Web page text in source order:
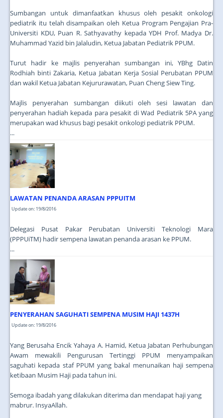
Sumbangan untuk dimanfaatkan khusus oleh pesakit onkologi
pediatrik itu telah disampaikan oleh Ketua Program Pengajian Pra-
Universiti KDU, Puan R. Sathyavathy kepada YDH Prof. Madya Dr.
Muhammad Yazid bin Jalaludin, Ketua Jabatan Pediatrik PPUM.
Turut hadir ke majlis penyerahan sumbangan ini, YBhg Datin
Rodhiah binti Zakaria, Ketua Jabatan Kerja Sosial Perubatan PPUM
dan wakil Ketua Jabatan Kejururawatan, Puan Cheng Siew Ting.
Majlis penyerahan sumbangan diikuti oleh sesi lawatan dan
penyerahan hadiah kepada para pesakit di Wad Pediatrik 5PA yang
merupakan wad khusus bagi pesakit onkologi pediatrik PPUM.
...
LAWATAN PENANDA ARASAN PPPUITM
Update on: 19/8/2016
Delegasi Pusat Pakar Perubatan Universiti Teknologi Mara
(PPPUiTM) hadir sempena lawatan penanda arasan ke PPUM.
...
PENYERAHAN SAGUHATI SEMPENA MUSIM HAJI 1437H
Update on: 19/8/2016
Yang Berusaha Encik Yahaya A. Hamid, Ketua Jabatan Perhubungan
Awam mewakili Pengurusan Tertinggi PPUM menyampaikan
saguhati kepada staf PPUM yang bakal menunaikan haji sempena
ketibaan Musim Haji pada tahun ini.
Semoga ibadah yang dilakukan diterima dan mendapat haji yang
mabrur. InsyaAllah.